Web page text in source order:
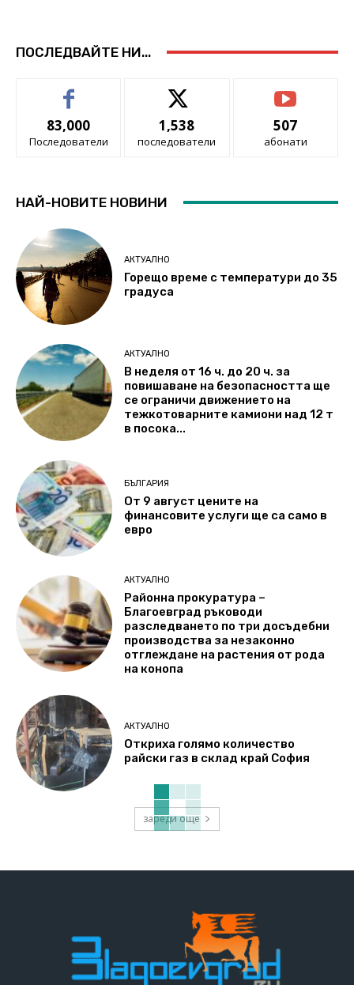
ПОСЛЕДВАЙТЕ НИ...
83,000
Последователи
1,538
последователи
507
абонати
НАЙ-НОВИТЕ НОВИНИ
АКТУАЛНО
Горещо време с температури до 35
градуса
АКТУАЛНО
В неделя от 16 ч. до 20 ч. за
повишаване на безопасността ще
се ограничи движението на
тежкотоварните камиони над 12 т
в посока...
БЪЛГАРИЯ
От 9 август цените на
финансовите услуги ще са само в
евро
АКТУАЛНО
Районна прокуратура –
Благоевград ръководи
разследването по три досъдебни
производства за незаконно
отглеждане на растения от рода
на конопа
АКТУАЛНО
Откриха голямо количество
райски газ в склад край София
зареди още